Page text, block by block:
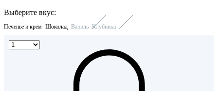
Выберите вкус:
Печенье и крем Шоколад Ваниль Клубника